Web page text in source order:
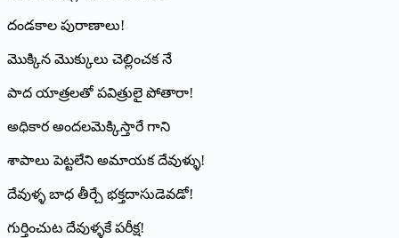
దండకాల పురాణాలు!
మొక్కిన మొక్కులు చెల్లించక నే
పాద యాత్రలతో పవిత్రులై పోతారా!
అధికార అందలమెక్కిస్తారే గాని
శాపాలు పెట్టలేని అమాయక దేవుళ్ళు!
దేవుళ్ళ బాధ తీర్చే భక్తదాసుడెవడో!
గుర్తించుట దేవుళ్ళకే పరీక్ష!